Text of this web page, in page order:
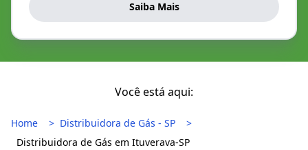
Saiba Mais
Você está aqui:
Home
Distribuidora de Gás - SP
Distribuidora de Gás em Ituverava-SP